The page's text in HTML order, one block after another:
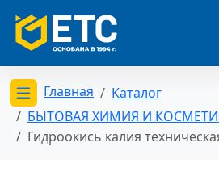
Открыть меню
Главная
Каталог
БЫТОВАЯ ХИМИЯ И
Гидроокись калия